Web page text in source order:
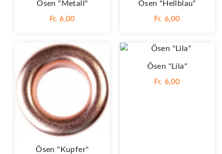
Ösen "Metall"
Fr. 6,00
Ösen "Hellblau"
Fr. 6,00
Ösen "Kupfer"
Ösen "Lila"
Fr. 6,00